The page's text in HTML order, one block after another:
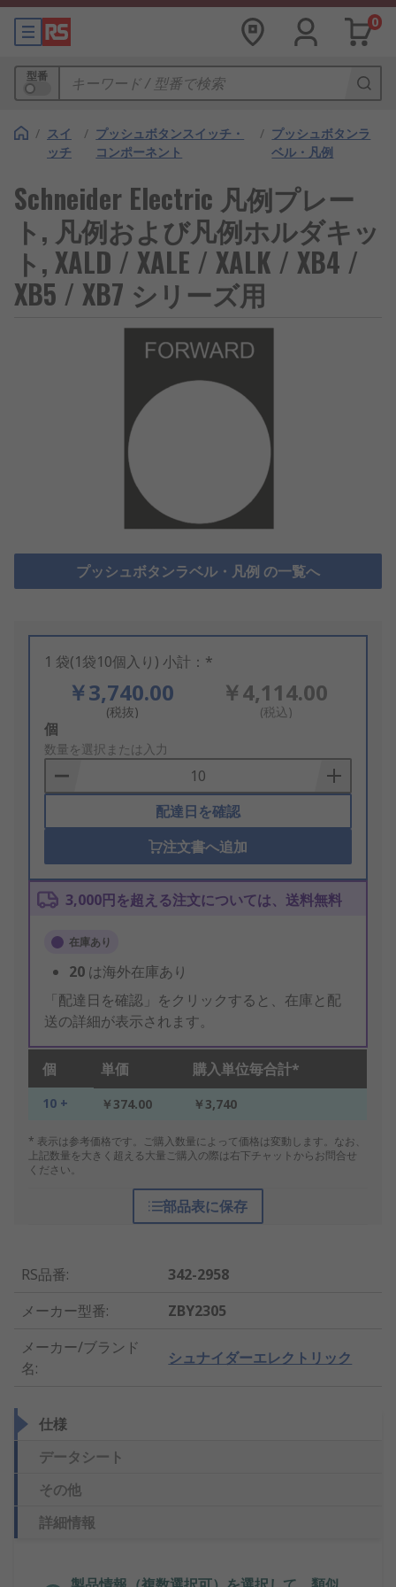
0
型番
/ スイ
ッチ
/ プッシュボタンスイッチ・
コンポーネント
/ プッシュボタンラ
ベル・凡例
Schneider Electric 凡例プレー
ト, 凡例および凡例ホルダキッ
ト, XALD / XALE / XALK / XB4 /
XB5 / XB7 シリーズ用
プッシュボタンラベル・凡例 の一覧へ
1 袋(1袋10個入り) 小計：*
￥3,740.00
(税抜)
￥4,114.00
(税込)
Add
to
Basket
個
数量を選択または入力
配達日を確認
注文書へ追加
3,000円を超える注文については、送料無料
在庫あり
20 は海外在庫あり
「配達日を確認」をクリックすると、在庫と配
送の詳細が表示されます。
個 単価 購入単位毎合計*
10 + ￥374.00 ￥3,740
* 表示は参考価格です。ご購入数量によって価格は変動します。なお、
上記数量を大きく超える大量ご購入の際は右下チャットからお問合せ
ください。
部品表に保存
RS品番:
342-2958
メーカー型番:
ZBY2305
メーカー/ブランド
名:
シュナイダーエレクトリック
仕様
データシート
その他
詳細情報